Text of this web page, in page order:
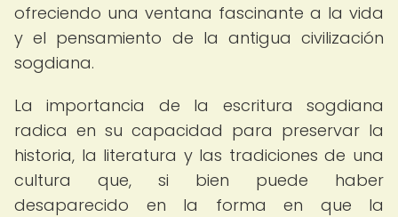
ofreciendo una ventana fascinante a la vida
y el pensamiento de la antigua civilización
sogdiana.
La importancia de la escritura sogdiana
radica en su capacidad para preservar la
historia, la literatura y las tradiciones de una
cultura que, si bien puede haber
desaparecido en la forma en que la